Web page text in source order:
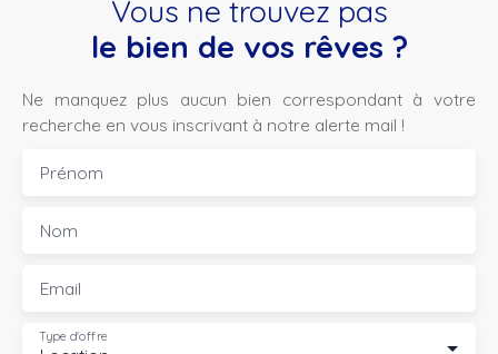
Vous ne trouvez pas
le bien de vos rêves ?
Ne manquez plus aucun bien correspondant à votre
recherche en vous inscrivant à notre alerte mail !
Prénom
Nom
Email
Type d'offre